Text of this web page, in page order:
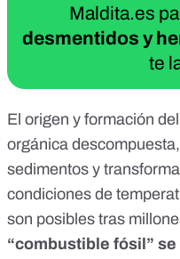
Maldita.es
desmentidos y
te
El origen y formación
orgánica
sedimentos y
condiciones de
son posibles tras
“combustible fósil” se